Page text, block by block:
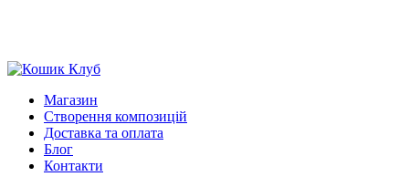
Магазин
Створення композицій
Доставка та оплата
Блог
Контакти